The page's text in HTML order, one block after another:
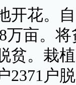
开花。
万亩。
贫。栽
2371户